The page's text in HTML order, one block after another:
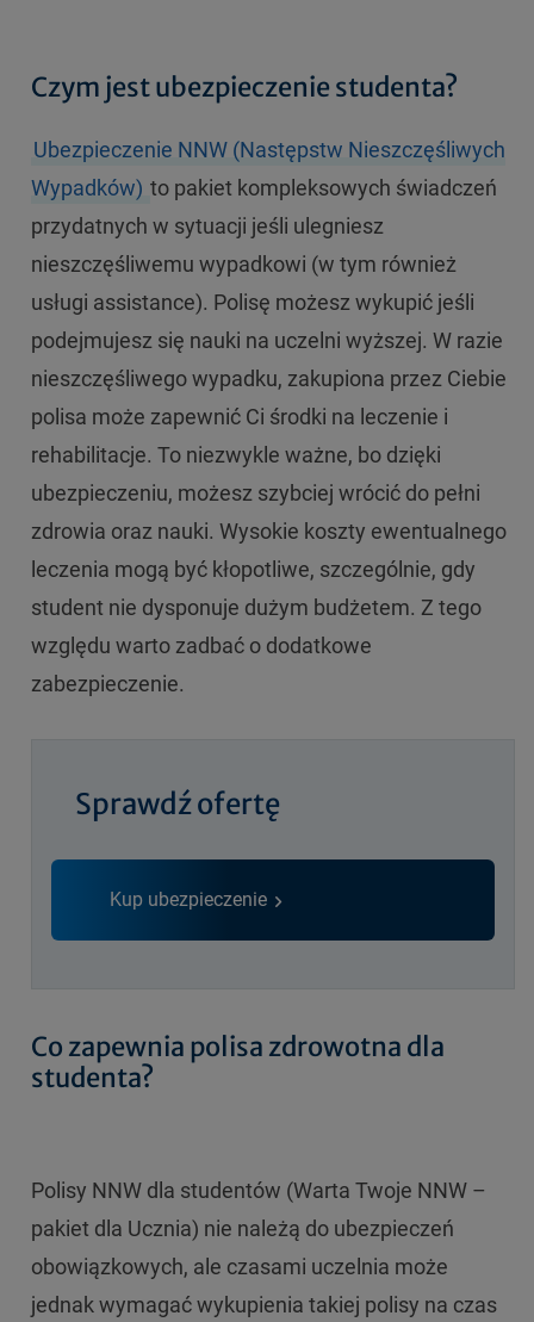
Czym jest ubezpieczenie studenta?
Ubezpieczenie NNW (Następstw Nieszczęśliwych
Wypadków) to pakiet kompleksowych świadczeń
przydatnych w sytuacji jeśli ulegniesz
nieszczęśliwemu wypadkowi (w tym również
usługi assistance). Polisę możesz wykupić jeśli
podejmujesz się nauki na uczelni wyższej. W razie
nieszczęśliwego wypadku, zakupiona przez Ciebie
polisa może zapewnić Ci środki na leczenie i
rehabilitacje. To niezwykle ważne, bo dzięki
ubezpieczeniu, możesz szybciej wrócić do pełni
zdrowia oraz nauki. Wysokie koszty ewentualnego
leczenia mogą być kłopotliwe, szczególnie, gdy
student nie dysponuje dużym budżetem. Z tego
względu warto zadbać o dodatkowe
zabezpieczenie.
Sprawdź ofertę
Kup ubezpieczenie
Co zapewnia polisa zdrowotna dla
studenta?
Polisy NNW dla studentów (Warta Twoje NNW –
pakiet dla Ucznia) nie należą do ubezpieczeń
obowiązkowych, ale czasami uczelnia może
jednak wymagać wykupienia takiej polisy na czas